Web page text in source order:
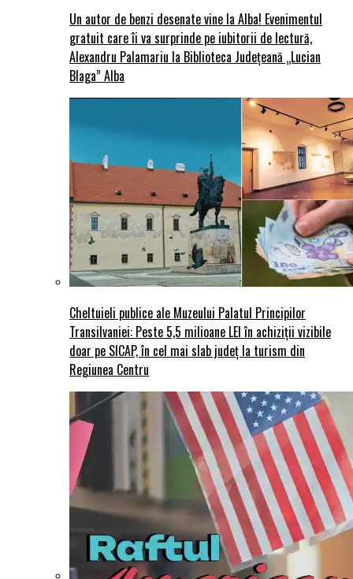
Un autor de benzi desenate vine la Alba! Evenimentul
gratuit care îi va surprinde pe iubitorii de lectură,
Alexandru Palamariu la Biblioteca Județeană „Lucian
Blaga” Alba
Cheltuieli publice ale Muzeului Palatul Principilor
Transilvaniei: Peste 5,5 milioane LEI în achiziții vizibile
doar pe SICAP, în cel mai slab județ la turism din
Regiunea Centru